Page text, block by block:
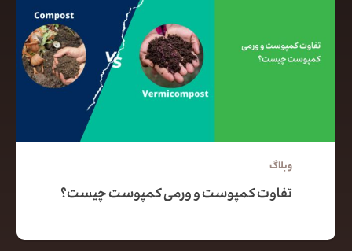
وبلاگ
تفاوت کمپوست و ورمی کمپوست چیست؟